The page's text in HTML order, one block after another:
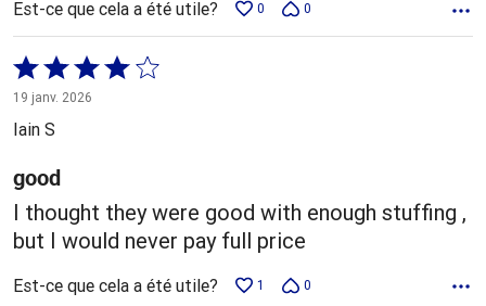
Est-ce que cela a été utile? 0 0
Coté
4 sur
5
19 janv. 2026
Iain S
good
I thought they were good with enough stuffing ,
but I would never pay full price
Est-ce que cela a été utile? 1 0